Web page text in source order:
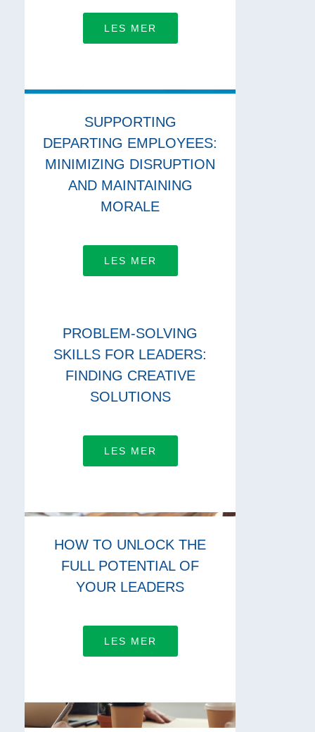
LES MER
SUPPORTING
DEPARTING EMPLOYEES:
MINIMIZING DISRUPTION
AND MAINTAINING
MORALE
LES MER
PROBLEM-SOLVING
SKILLS FOR LEADERS:
FINDING CREATIVE
SOLUTIONS
LES MER
HOW TO UNLOCK THE
FULL POTENTIAL OF
YOUR LEADERS
LES MER